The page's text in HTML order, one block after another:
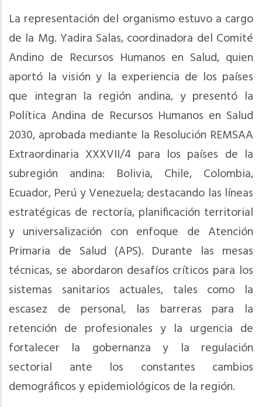
La representación del organismo estuvo a cargo
de la Mg. Yadira Salas, coordinadora del Comité
Andino de Recursos Humanos en Salud, quien
aportó la visión y la experiencia de los países
que integran la región andina, y presentó la
Política Andina de Recursos Humanos en Salud
2030, aprobada mediante la Resolución REMSAA
Extraordinaria XXXVII/4 para los países de la
subregión andina: Bolivia, Chile, Colombia,
Ecuador, Perú y Venezuela; destacando las líneas
estratégicas de rectoría, planificación territorial
y universalización con enfoque de Atención
Primaria de Salud (APS). Durante las mesas
técnicas, se abordaron desafíos críticos para los
sistemas sanitarios actuales, tales como la
escasez de personal, las barreras para la
retención de profesionales y la urgencia de
fortalecer la gobernanza y la regulación
sectorial ante los constantes cambios
demográficos y epidemiológicos de la región.